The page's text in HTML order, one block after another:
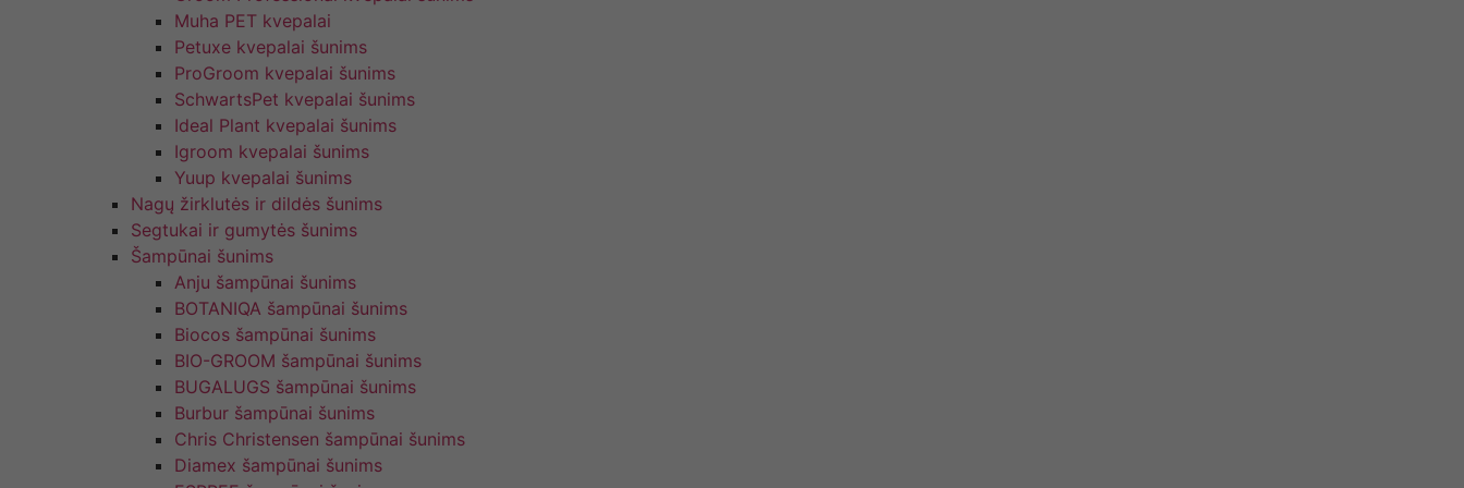
Muha PET kvepalai
Petuxe kvepalai šunims
ProGroom kvepalai šunims
SchwartsPet kvepalai šunims
Ideal Plant kvepalai šunims
Igroom kvepalai šunims
Yuup kvepalai šunims
Nagų žirklutės ir dildės šunims
Segtukai ir gumytės šunims
Šampūnai šunims
Anju šampūnai šunims
BOTANIQA šampūnai šunims
Biocos šampūnai šunims
BIO-GROOM šampūnai šunims
BUGALUGS šampūnai šunims
Burbur šampūnai šunims
Chris Christensen šampūnai šunims
Diamex šampūnai šunims